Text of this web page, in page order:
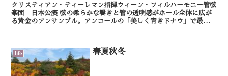
クリスティアン・ティーレマン指揮ウィーン・フィルハーモニー管弦
楽団 日本公演 弦の柔らかな響きと管の透明感がホール全体に広が
る黄金のアンサンブル。アンコールの「美しく青きドナウ」で最高に
life 春夏秋冬